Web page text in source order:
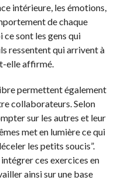
intérieure, les émotions,
de chaque
ce sont les gens qui
ressentent qui arrivent à
elle affirmé.
permettent également
collaborateurs. Selon
sur les autres et leur
met en lumière ce qui
les petits soucis”.
intégrer ces exercices en
ainsi sur une base